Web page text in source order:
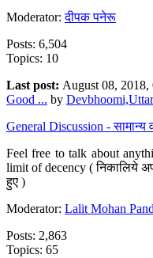
Moderator:दीपक पनेरू
Posts: 6,504
Topics: 10
Last post: August 08,
Good ... by
General Discussion - सामान्य
Feel free to talk about
limit of decency ( निकालिये
हुए )
Moderator: Lalit Mohan
Posts: 2,863
Topics: 65